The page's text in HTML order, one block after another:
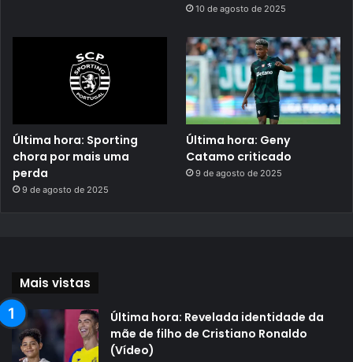
10 de agosto de 2025
Última hora: Sporting
chora por mais uma
perda
9 de agosto de 2025
Última hora: Geny
Catamo criticado
9 de agosto de 2025
Mais vistas
Última hora: Revelada identidade da
mãe de filho de Cristiano Ronaldo
(Vídeo)